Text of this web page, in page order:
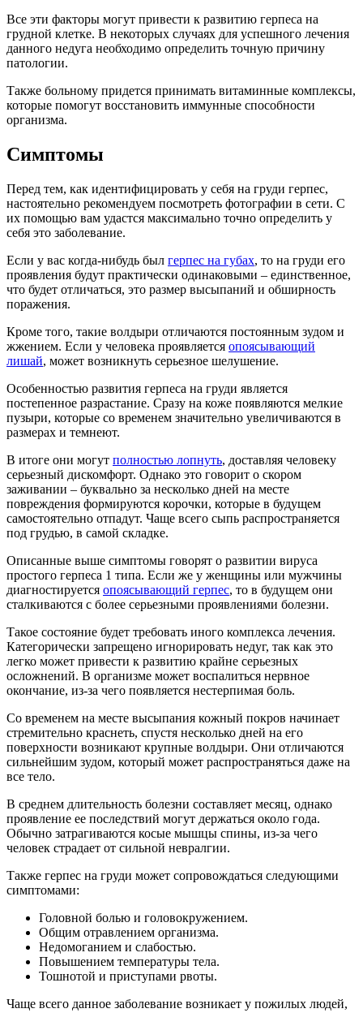
Все эти факторы могут привести к развитию герпеса на
грудной клетке. В некоторых случаях для успешного лечения
данного недуга необходимо определить точную причину
патологии.
Также больному придется принимать витаминные комплексы,
которые помогут восстановить иммунные способности
организма.
Симптомы
Перед тем, как идентифицировать у себя на груди герпес,
настоятельно рекомендуем посмотреть фотографии в сети. С
их помощью вам удастся максимально точно определить у
себя это заболевание.
Если у вас когда-нибудь был герпес на губах, то на груди его
проявления будут практически одинаковыми – единственное,
что будет отличаться, это размер высыпаний и обширность
поражения.
Кроме того, такие волдыри отличаются постоянным зудом и
жжением. Если у человека проявляется опоясывающий
лишай, может возникнуть серьезное шелушение.
Особенностью развития герпеса на груди является
постепенное разрастание. Сразу на коже появляются мелкие
пузыри, которые со временем значительно увеличиваются в
размерах и темнеют.
В итоге они могут полностью лопнуть, доставляя человеку
серьезный дискомфорт. Однако это говорит о скором
заживании – буквально за несколько дней на месте
повреждения формируются корочки, которые в будущем
самостоятельно отпадут. Чаще всего сыпь распространяется
под грудью, в самой складке.
Описанные выше симптомы говорят о развитии вируса
простого герпеса 1 типа. Если же у женщины или мужчины
диагностируется опоясывающий герпес, то в будущем они
сталкиваются с более серьезными проявлениями болезни.
Такое состояние будет требовать иного комплекса лечения.
Категорически запрещено игнорировать недуг, так как это
легко может привести к развитию крайне серьезных
осложнений. В организме может воспалиться нервное
окончание, из-за чего появляется нестерпимая боль.
Со временем на месте высыпания кожный покров начинает
стремительно краснеть, спустя несколько дней на его
поверхности возникают крупные волдыри. Они отличаются
сильнейшим зудом, который может распространяться даже на
все тело.
В среднем длительность болезни составляет месяц, однако
проявление ее последствий могут держаться около года.
Обычно затрагиваются косые мышцы спины, из-за чего
человек страдает от сильной невралгии.
Также герпес на груди может сопровождаться следующими
симптомами:
Головной болью и головокружением.
Общим отравлением организма.
Недомоганием и слабостью.
Повышением температуры тела.
Тошнотой и приступами рвоты.
Чаще всего данное заболевание возникает у пожилых людей,